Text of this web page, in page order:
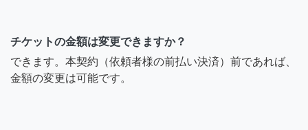
チケットの金額は変更できますか？
できます。本契約（依頼者様の前払い決済）前であれば、
金額の変更は可能です。